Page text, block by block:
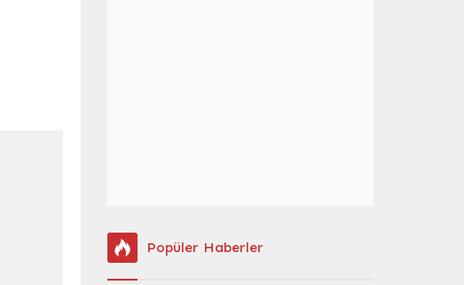
Popüler Haberler